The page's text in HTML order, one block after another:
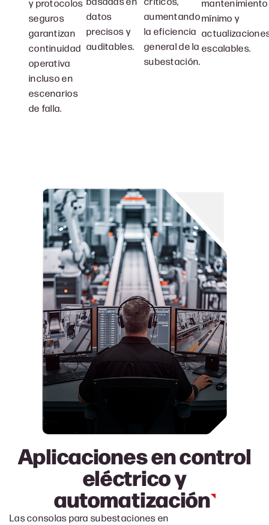
y protocolos
seguros
garantizan
continuidad
operativa
incluso en
escenarios
de falla.
datos
precisos y
auditables.
aumentando
la eficiencia
general de la
subestación.
mantenimiento
mínimo y
escalables.
Aplicaciones en control
eléctrico y
automatización
Las consolas para subestaciones en